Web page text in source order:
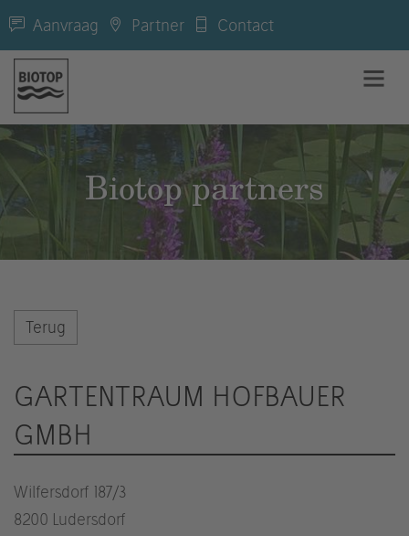
Aanvraag Partner Contact
Biotop partners
Terug
GARTENTRAUM HOFBAUER
GMBH
Wilfersdorf 187/3
8200 Ludersdorf